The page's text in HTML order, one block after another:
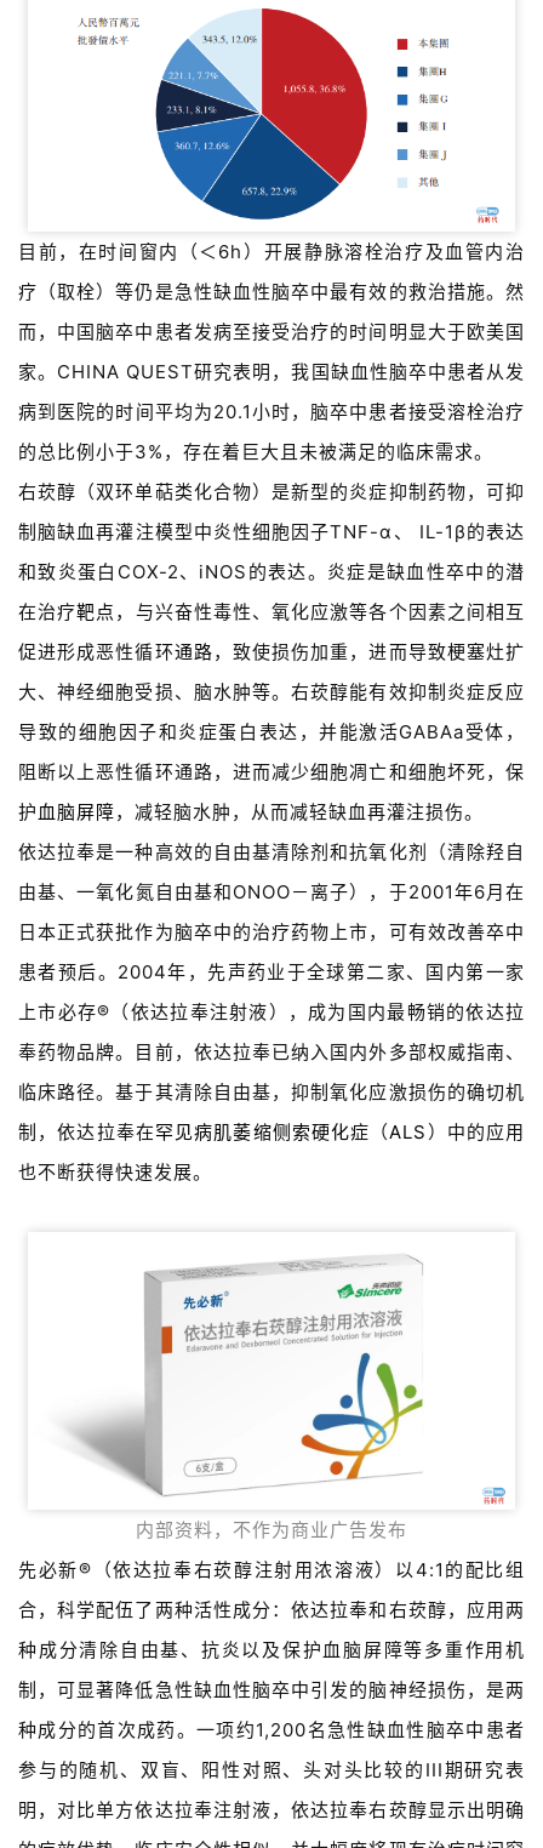
药
资
讯
视
专
区
目前，在时间窗内（＜6h）开展静脉溶栓治疗及血管内治
疗（取栓）等仍是急性缺血性脑卒中最有效的救治措施。然
而，中国脑卒中患者发病至接受治疗的时间明显大于欧美国
家。CHINA QUEST研究表明，我国缺血性脑卒中患者从发
病到医院的时间平均为20.1小时，脑卒中患者接受溶栓治疗
的总比例小于3%，存在着巨大且未被满足的临床需求。
右莰醇（双环单萜类化合物）是新型的炎症抑制药物，可抑
制脑缺血再灌注模型中炎性细胞因子TNF-α、 IL-1β的表达
和致炎蛋白COX-2、iNOS的表达。炎症是缺血性卒中的潜
在治疗靶点 ，与兴奋性毒性、氧化应激等各个因素之间相互
促进形成恶性循环通路，致使损伤加重，进而导致梗塞灶扩
大、神经细胞受损、脑水肿等。右莰醇能有效抑制炎症反应
导致的细胞因子和炎症蛋白表达，并能激活GABAa受体，
阻断以上恶性循环通路，进而减少细胞凋亡和细胞坏死，保
护血脑屏障，减轻脑水肿，从而减轻缺血再灌注损伤。
依达拉奉是一种高效的自由基清除剂和抗氧化剂（清除羟自
由基、一氧化氮自由基和ONOO－离子），于2001年6月在
日本正式获批作为脑卒中的治疗药物上市，可有效改善卒中
患者预后。2004年，先声药业于全球第二家、国内第一家
上市必存®（依达拉奉注射液），成为国内最畅销的依达拉
奉药物品牌。目前，依达拉奉已纳入国内外多部权威指南、
临床路径。基于其清除自由基，抑制氧化应激损伤的确切机
制，依达拉奉在罕见病肌萎缩侧索硬化症（ALS ）中的应用
也不断获得快速发展。
内部资料，不作为商业广告发布
先必新®（依达拉奉右莰醇注射用浓溶液）以4:1的配比组
合，科学配伍了两种活性成分：依达拉奉和右莰醇，应用两
种成分清除自由基、抗炎以及保护血脑屏障等多重作用机
制，可显著降低急性缺血性脑卒中引发的脑神经损伤，是两
种成分的首次成药。一项约1,200名急性缺血性脑卒中患者
参与的随机、双盲、阳性对照、头对头比较的III期研究表
明，对比单方依达拉奉注射液，依达拉奉右莰醇显示出明确